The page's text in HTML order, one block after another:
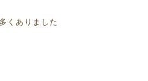
くありました